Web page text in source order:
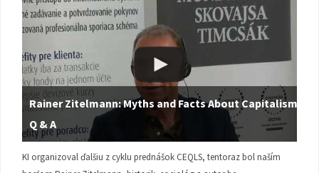
Rainer Zitelmann: Myths and Facts About Capitalism |
Q & A
KI organizoval ďalšiu z cyklu prednášok CEQLS, tentoraz bol naším